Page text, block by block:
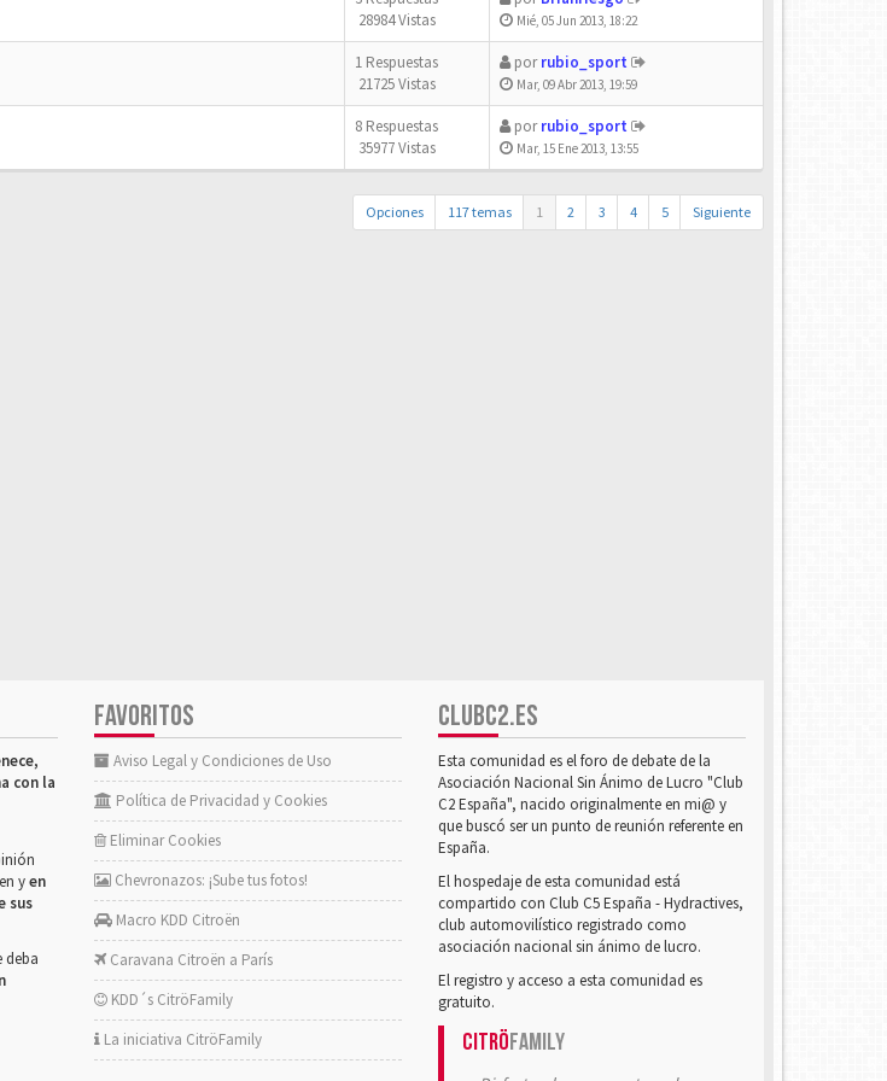
28984 Vistas
Mié, 05 Jun 2013, 18:22
1 Respuestas
21725 Vistas
porrubio_sport
Mar, 09 Abr 2013, 19:59
8 Respuestas
35977 Vistas
porrubio_sport
Mar, 15 Ene 2013, 13:55
Opciones 117 temas 1 2 3 4 5 Siguiente
con la
yen
sus
deba
FAVORITOS
Aviso Legal y Condiciones de Uso
Política de Privacidad y Cookies
Eliminar Cookies
Chevronazos: ¡Sube tus fotos!
Macro KDD Citroën
Caravana Citroën a París
KDD´s CitröFamily
La iniciativa CitröFamily
CLUBC2.ES
Esta comunidad es el foro de debate de la
Asociación Nacional Sin Ánimo de Lucro "Club
C2 España", nacido originalmente en mi@ y
que buscó ser un punto de reunión referente en
España.
El hospedaje de esta comunidad está
compartido con Club C5 España - Hydractives,
club automovilístico registrado como
asociación nacional sin ánimo de lucro.
El registro y acceso a esta comunidad es
gratuito.
CitröFamily